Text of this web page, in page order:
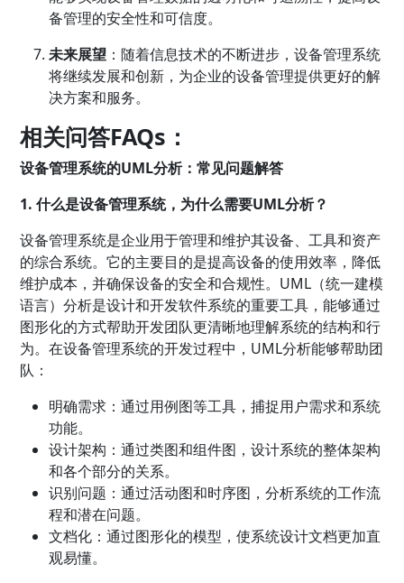
备管理的安全性和可信度。
未来展望 ：随着信息技术的不断进步，设备管理系统
将继续发展和创新，为企业的设备管理提供更好的解
决方案和服务。
相关问答FAQs：
设备管理系统的UML分析：常见问题解答
1. 什么是设备管理系统，为什么需要UML分析？
设备管理系统是企业用于管理和维护其设备、工具和资产
的综合系统。它的主要目的是提高设备的使用效率，降低
维护成本，并确保设备的安全和合规性。UML（统一建模
语言）分析是设计和开发软件系统的重要工具，能够通过
图形化的方式帮助开发团队更清晰地理解系统的结构和行
为。在设备管理系统的开发过程中，UML分析能够帮助团
队：
明确需求：通过用例图等工具，捕捉用户需求和系统
功能。
设计架构：通过类图和组件图，设计系统的整体架构
和各个部分的关系。
识别问题：通过活动图和时序图，分析系统的工作流
程和潜在问题。
文档化：通过图形化的模型，使系统设计文档更加直
观易懂。